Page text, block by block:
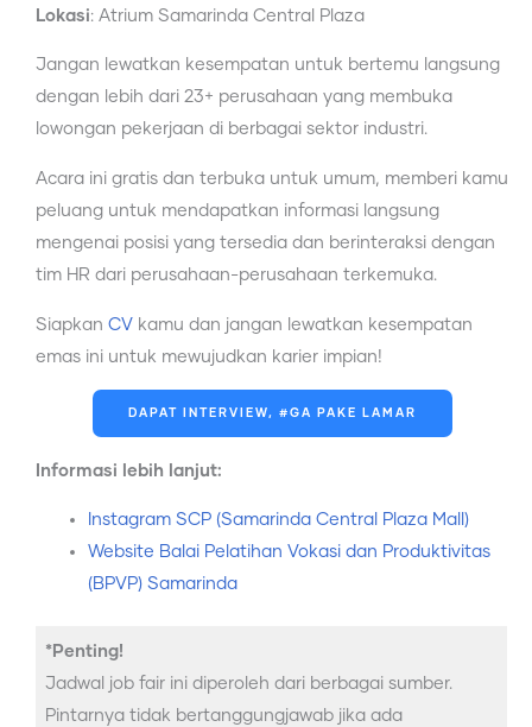
Lokasi: Atrium Samarinda Central Plaza
Jangan lewatkan kesempatan untuk bertemu langsung
dengan lebih dari 23+ perusahaan yang membuka
lowongan pekerjaan di berbagai sektor industri.
Acara ini gratis dan terbuka untuk umum, memberi kamu
peluang untuk mendapatkan informasi langsung
mengenai posisi yang tersedia dan berinteraksi dengan
tim HR dari perusahaan-perusahaan terkemuka.
Siapkan CV kamu dan jangan lewatkan kesempatan
emas ini untuk mewujudkan karier impian!
DAPAT INTERVIEW, #GA PAKE LAMAR
Informasi lebih lanjut:
Instagram SCP (Samarinda Central Plaza Mall)
Website Balai Pelatihan Vokasi dan Produktivitas
(BPVP) Samarinda
*Penting!
Jadwal job fair ini diperoleh dari berbagai sumber.
Pintarnya tidak bertanggungjawab jika ada